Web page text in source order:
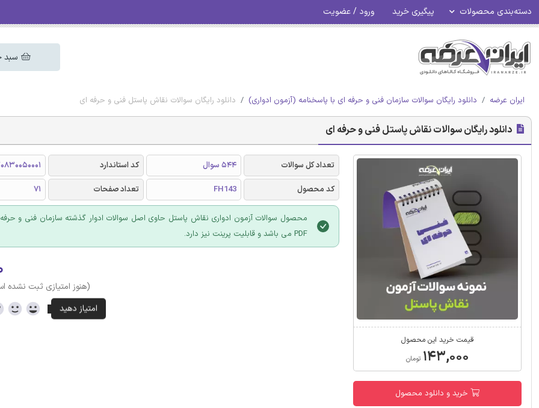
دسته‌بندی محصولات پیگیری خرید ورود / عضویت
سبد
ایران عرضه دانلود رایگان سوالات سازمان فنی و حرفه ای با پاسخنامه (آزمون ادواری) دانلود رایگان سوالات نقاش پاستل فنی و حرفه ای
دانلود رایگان سوالات نقاش پاستل فنی و حرفه ای
قیمت خرید این محصول
۱۴۳,۰۰۰ تومان
خرید و دانلود محصول
تعداد کل سوالات 544 سوال کد استاندارد
کد محصول
FH143 تعداد صفحات 71
محصول سوالات آزمون ادواری نقاش پاستل حاوی اصل سوالات ادوار گذشته سازمان فنی و
PDF می باشد و قابلیت پرینت نیز دارد.
(هنوز امتیازی ثبت نشده